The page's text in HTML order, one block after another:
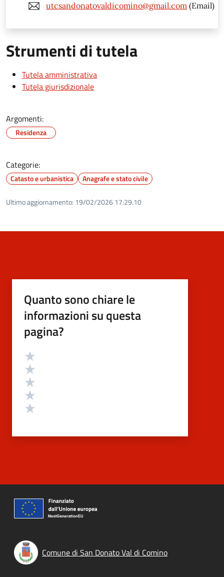
utcsandonatovaldicomino@gmail.com (Email)
Strumenti di tutela
Tutela amministrativa
Tutela giurisdizionale
Argomenti:
Residenza
Categorie:
Catasto e urbanistica Anagrafe e stato civile
Ultimo aggiornamento: 19/02/2026 17:29.10
Quanto sono chiare le
informazioni su questa
pagina?
Valutazione
Comune di San Donato Val di Comino